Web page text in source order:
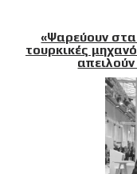
«Ψαρεύουν
τουρκικές